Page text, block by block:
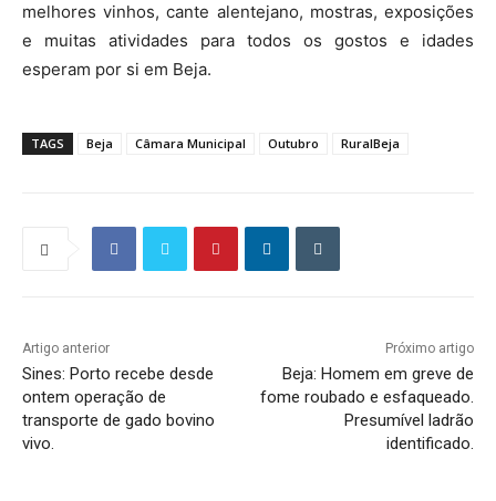
melhores vinhos, cante alentejano, mostras, exposições
e muitas atividades para todos os gostos e idades
esperam por si em Beja.
TAGS Beja Câmara Municipal Outubro RuralBeja
Artigo anterior
Sines: Porto recebe desde
ontem operação de
transporte de gado bovino
vivo.
Próximo artigo
Beja: Homem em greve de
fome roubado e esfaqueado.
Presumível ladrão
identificado.